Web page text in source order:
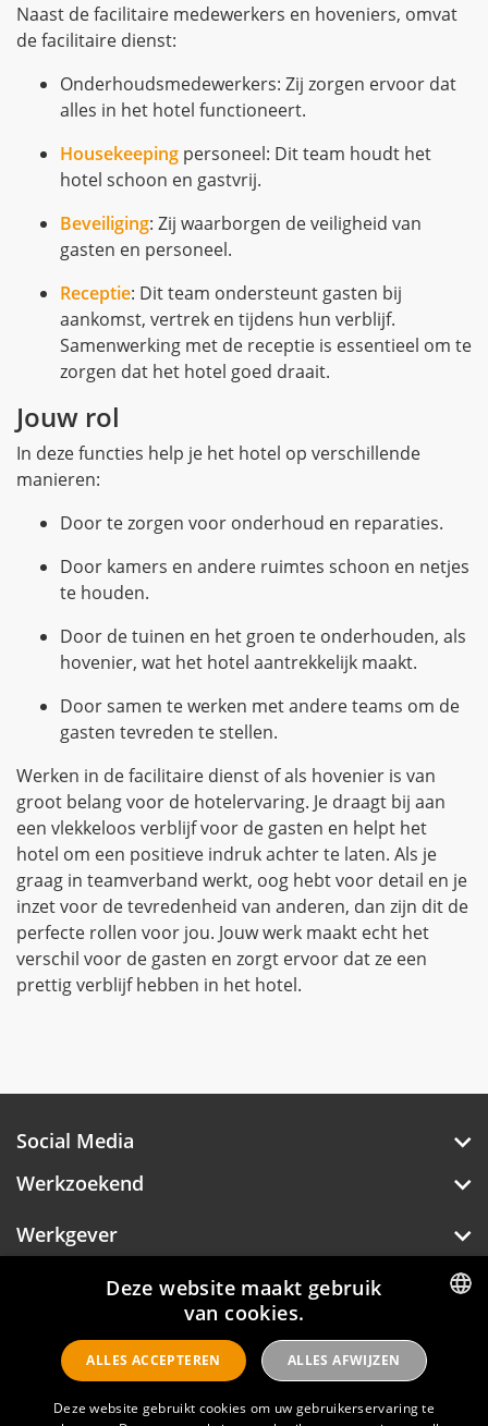
Naast de facilitaire medewerkers en hoveniers, omvat
de facilitaire dienst:
Onderhoudsmedewerkers: Zij zorgen ervoor dat
alles in het hotel functioneert.
Housekeeping personeel: Dit team houdt het
hotel schoon en gastvrij.
Beveiliging: Zij waarborgen de veiligheid van
gasten en personeel.
Receptie: Dit team ondersteunt gasten bij
aankomst, vertrek en tijdens hun verblijf.
Samenwerking met de receptie is essentieel om te
zorgen dat het hotel goed draait.
Jouw rol
In deze functies help je het hotel op verschillende
manieren:
Door te zorgen voor onderhoud en reparaties.
Door kamers en andere ruimtes schoon en netjes
te houden.
Door de tuinen en het groen te onderhouden, als
hovenier, wat het hotel aantrekkelijk maakt.
Door samen te werken met andere teams om de
gasten tevreden te stellen.
Werken in de facilitaire dienst of als hovenier is van
groot belang voor de hotelervaring. Je draagt bij aan
een vlekkeloos verblijf voor de gasten en helpt het
hotel om een positieve indruk achter te laten. Als je
graag in teamverband werkt, oog hebt voor detail en je
inzet voor de tevredenheid van anderen, dan zijn dit de
perfecte rollen voor jou. Jouw werk maakt echt het
verschil voor de gasten en zorgt ervoor dat ze een
prettig verblijf hebben in het hotel.
Social Media
Werkzoekend
Werkgever
Over Hotelprofessionals
Hotelprofessionals
DUTCH
ENGLISH
Deze website maakt gebruik
van cookies.
Deze website gebruikt cookies om uw gebruikerservaring te
ALLES ACCEPTEREN ALLES AFWIJZEN